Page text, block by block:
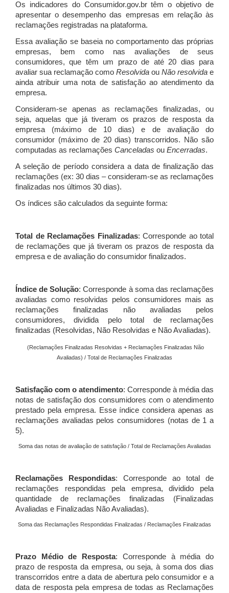
Os indicadores do Consumidor.gov.br têm o objetivo de
apresentar o desempenho das empresas em relação às
reclamações registradas na plataforma.
Essa avaliação se baseia no comportamento das próprias
empresas, bem como nas avaliações de seus
consumidores, que têm um prazo de até 20 dias para
avaliar sua reclamação como Resolvida ou Não resolvida e
ainda atribuir uma nota de satisfação ao atendimento da
empresa.
Consideram-se apenas as reclamações finalizadas, ou
seja, aquelas que já tiveram os prazos de resposta da
empresa (máximo de 10 dias) e de avaliação do
consumidor (máximo de 20 dias) transcorridos. Não são
computadas as reclamações Canceladas ou Encerradas.
A seleção de período considera a data de finalização das
reclamações (ex: 30 dias – consideram-se as reclamações
finalizadas nos últimos 30 dias).
Os índices são calculados da seguinte forma:
Total de Reclamações Finalizadas: Corresponde ao total
de reclamações que já tiveram os prazos de resposta da
empresa e de avaliação do consumidor finalizados.
Índice de Solução: Corresponde à soma das reclamações
avaliadas como resolvidas pelos consumidores mais as
reclamações finalizadas não avaliadas pelos
consumidores, dividida pelo total de reclamações
finalizadas (Resolvidas, Não Resolvidas e Não Avaliadas).
(Reclamações Finalizadas Resolvidas + Reclamações Finalizadas Não
Avaliadas) / Total de Reclamações Finalizadas
Satisfação com o atendimento: Corresponde à média das
notas de satisfação dos consumidores com o atendimento
prestado pela empresa. Esse índice considera apenas as
reclamações avaliadas pelos consumidores (notas de 1 a
5).
Soma das notas de avaliação de satisfação / Total de Reclamações Avaliadas
Reclamações Respondidas: Corresponde ao total de
reclamações respondidas pela empresa, dividido pela
quantidade de reclamações finalizadas (Finalizadas
Avaliadas e Finalizadas Não Avaliadas).
Soma das Reclamações Respondidas Finalizadas / Reclamações Finalizadas
Prazo Médio de Resposta: Corresponde à média do
prazo de resposta da empresa, ou seja, à soma dos dias
transcorridos entre a data de abertura pelo consumidor e a
data de resposta pela empresa de todas as Reclamações